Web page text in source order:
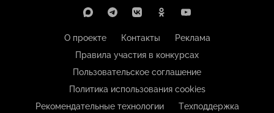
О проекте Контакты
Реклама
Правила участия в конкурсах
Пользовательское соглашение
Политика использования cookies
Рекомендательные технологии
Техподдержка